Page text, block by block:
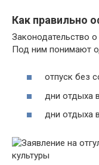
Как правильно
Законодательство о
Под ним понимают
отпуск без
дни отдыха
дни отдыха